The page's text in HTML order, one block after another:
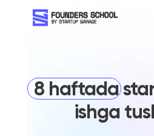
8 haftada
ishga